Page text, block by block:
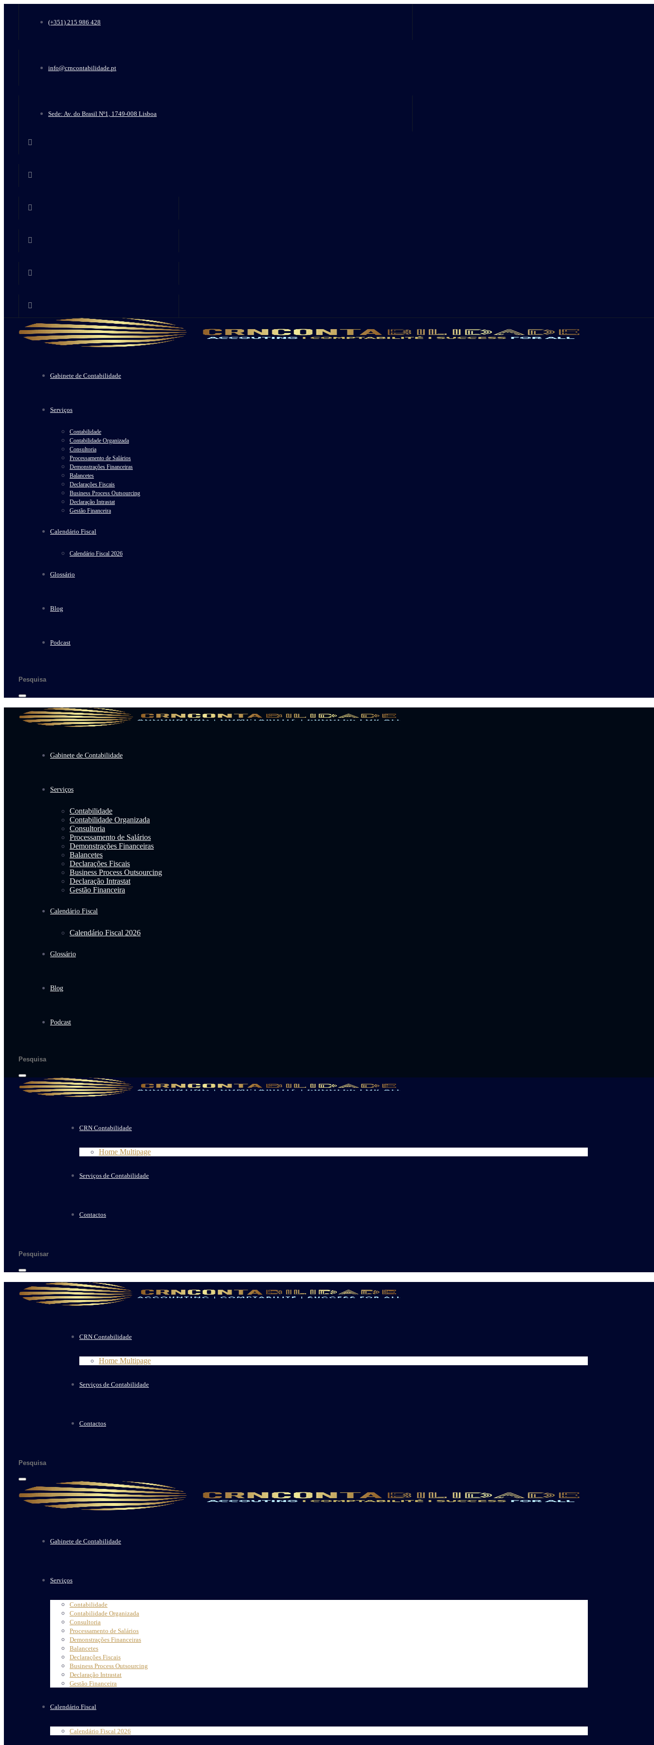
(+351) 215 986 428
info@crncontabilidade.pt
Sede: Av. do Brasil Nº1, 1749-008 Lisboa
Gabinete de Contabilidade
Serviços
Contabilidade
Contabilidade Organizada
Consultoria
Processamento de Salários
Demonstrações Financeiras
Balancetes
Declarações Fiscais
Business Process Outsourcing
Declaração Intrastat
Gestão Financeira
Calendário Fiscal
Calendário Fiscal 2026
Glossário
Blog
Podcast
Gabinete de Contabilidade
Serviços
Contabilidade
Contabilidade Organizada
Consultoria
Processamento de Salários
Demonstrações Financeiras
Balancetes
Declarações Fiscais
Business Process Outsourcing
Declaração Intrastat
Gestão Financeira
Calendário Fiscal
Calendário Fiscal 2026
Glossário
Blog
Podcast
CRN Contabilidade
Home Multipage
Serviços de Contabilidade
Contactos
CRN Contabilidade
Home Multipage
Serviços de Contabilidade
Contactos
Gabinete de Contabilidade
Serviços
Contabilidade
Contabilidade Organizada
Consultoria
Processamento de Salários
Demonstrações Financeiras
Balancetes
Declarações Fiscais
Business Process Outsourcing
Declaração Intrastat
Gestão Financeira
Calendário Fiscal
Calendário Fiscal 2026